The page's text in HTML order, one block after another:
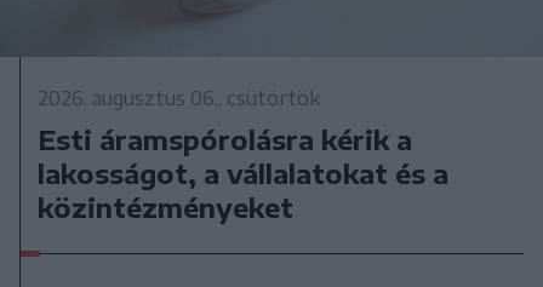
2026. augusztus 06., csütörtök
Esti áramspórolásra kérik a
lakosságot, a vállalatokat és a
közintézményeket